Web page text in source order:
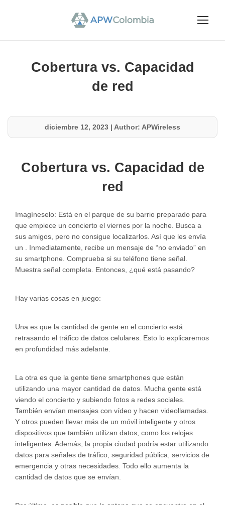
Cobertura vs. Capacidad
de red
diciembre 12, 2023 | Author: APWireless
Cobertura vs. Capacidad de
red
Imagíneselo: Está en el parque de su barrio preparado para
que empiece un concierto el viernes por la noche. Busca a
sus amigos, pero no consigue localizarlos. Así que les envía
un . Inmediatamente, recibe un mensaje de “no enviado” en
su smartphone. Comprueba si su teléfono tiene señal.
Muestra señal completa. Entonces, ¿qué está pasando?
Hay varias cosas en juego:
Una es que la cantidad de gente en el concierto está
retrasando el tráfico de datos celulares. Esto lo explicaremos
en profundidad más adelante.
La otra es que la gente tiene smartphones que están
utilizando una mayor cantidad de datos. Mucha gente está
viendo el concierto y subiendo fotos a redes sociales.
También envían mensajes con vídeo y hacen videollamadas.
Y otros pueden llevar más de un móvil inteligente y otros
dispositivos que también utilizan datos, como los relojes
inteligentes. Además, la propia ciudad podría estar utilizando
datos para señales de tráfico, seguridad pública, servicios de
emergencia y otras necesidades. Todo ello aumenta la
cantidad de datos que se envían.